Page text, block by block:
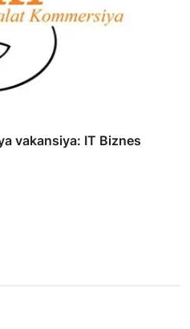
vakansiya: IT Biznes